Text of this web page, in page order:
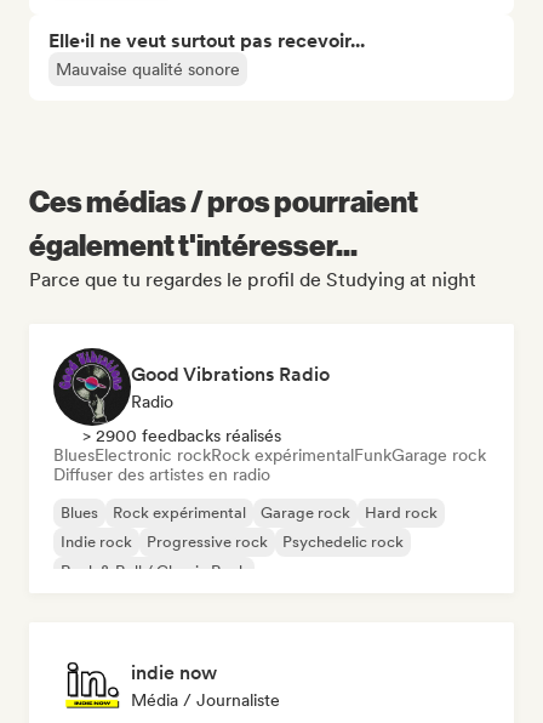
Elle·il ne veut surtout pas recevoir...
Mauvaise qualité sonore
Ces médias / pros pourraient
également t'intéresser...
Parce que tu regardes le profil de Studying at night
Good Vibrations Radio
Radio
> 2900 feedbacks réalisés
BluesElectronic rockRock expérimentalFunkGarage rock
Diffuser des artistes en radio
Blues Rock expérimental Garage rock
Hard rock
Indie rock
Progressive rock
Psychedelic rock
Rock & Roll / Classic Rock
indie now
Média / Journaliste